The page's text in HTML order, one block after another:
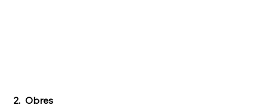
2.  Obres